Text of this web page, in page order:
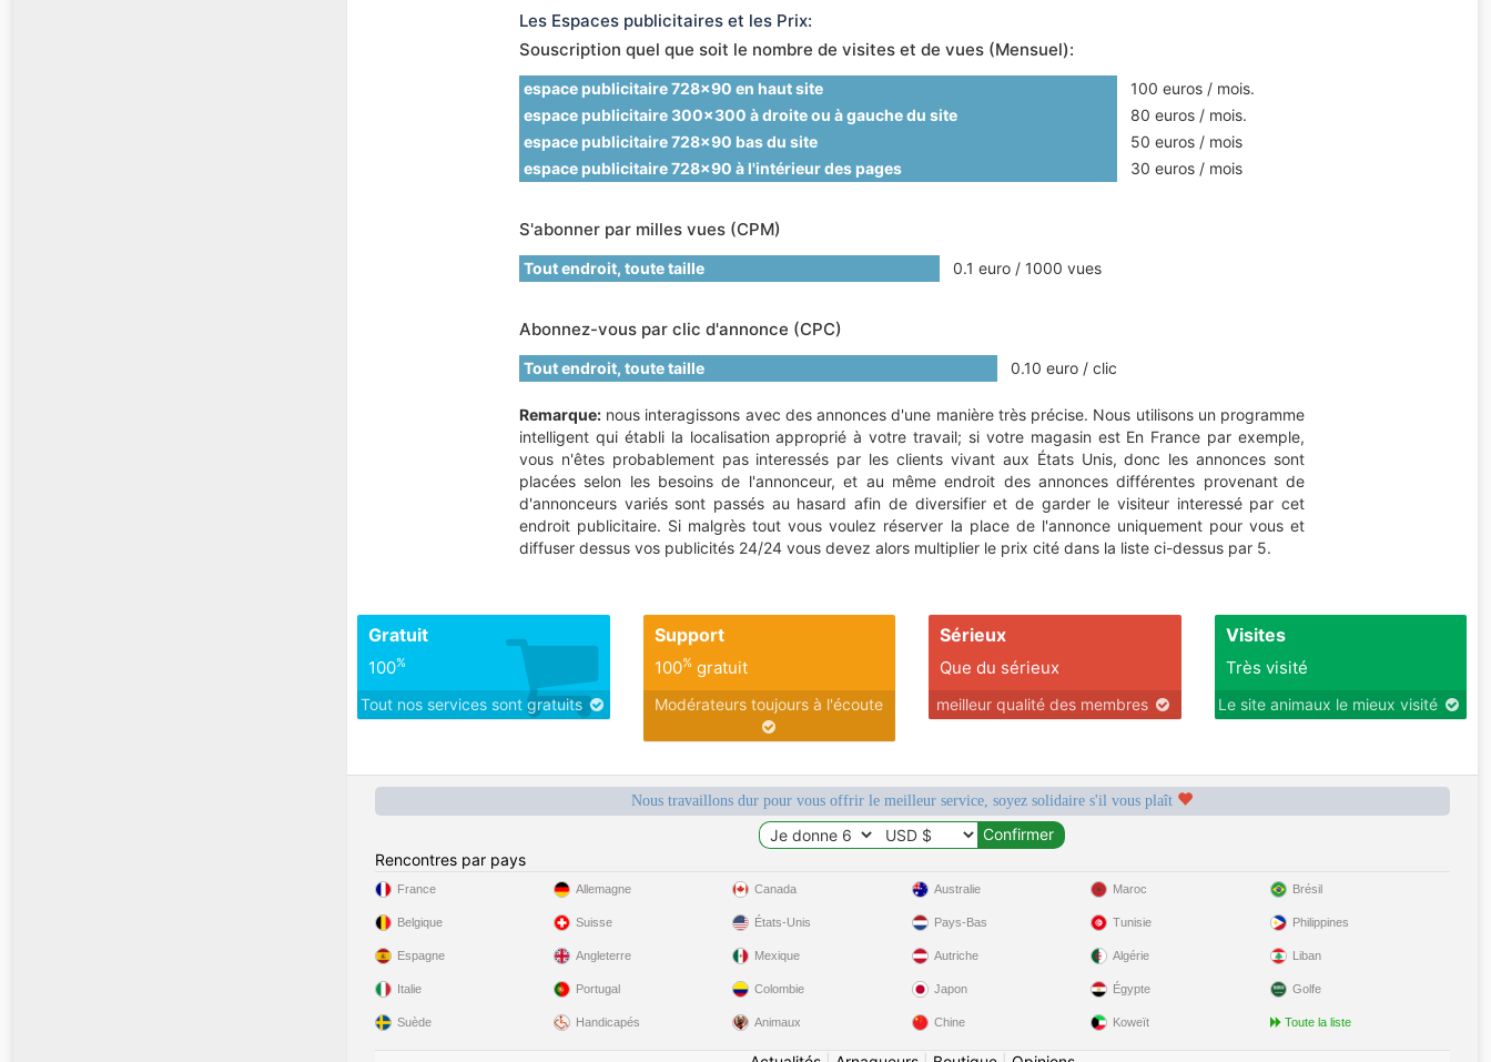
Les Espaces publicitaires et les Prix:
Souscription quel que soit le nombre de visites et de vues (Mensuel):
espace publicitaire 728x90 en haut site
100 euros / mois.
espace publicitaire 300x300 à droite ou à gauche du site
80 euros / mois.
espace publicitaire 728x90 bas du site
50 euros / mois
espace publicitaire 728x90 à l'intérieur des pages
30 euros / mois
S'abonner par milles vues (CPM)
Tout endroit, toute taille 0.1 euro / 1000 vues
Abonnez-vous par clic d'annonce (CPC)
Tout endroit, toute taille 0.10 euro / clic
Remarque: nous interagissons avec des annonces d'une manière très précise. Nous utilisons un programme
intelligent qui établi la localisation approprié à votre travail; si votre magasin est En France par exemple,
vous n'êtes probablement pas interessés par les clients vivant aux États Unis, donc les annonces sont
placées selon les besoins de l'annonceur, et au même endroit des annonces différentes provenant de
d'annonceurs variés sont passés au hasard afin de diversifier et de garder le visiteur interessé par cet
endroit publicitaire. Si malgrès tout vous voulez réserver la place de l'annonce uniquement pour vous et
diffuser dessus vos publicités 24/24 vous devez alors multiplier le prix cité dans la liste ci-dessus par 5.
Gratuit
100%
Tout nos services sont gratuits
Support
100%gratuit
Modérateurs toujours à l'écoute
Sérieux
Que du sérieux
meilleur qualité des membres
Visites
Très visité
Le site animaux le mieux visité
Nous travaillons dur pour vous offrir le meilleur service, soyez solidaire s'il vous plaît
Rencontres par pays
France
Belgique
Espagne
Italie
Suède
Allemagne
Suisse
Angleterre
Portugal
Handicapés
Canada
États-Unis
Mexique
Colombie
Animaux
Australie
Pays-Bas
Autriche
Japon
Chine
Maroc
Tunisie
Algérie
Égypte
Koweït
Brésil
Philippines
Liban
Golfe
Toute la liste